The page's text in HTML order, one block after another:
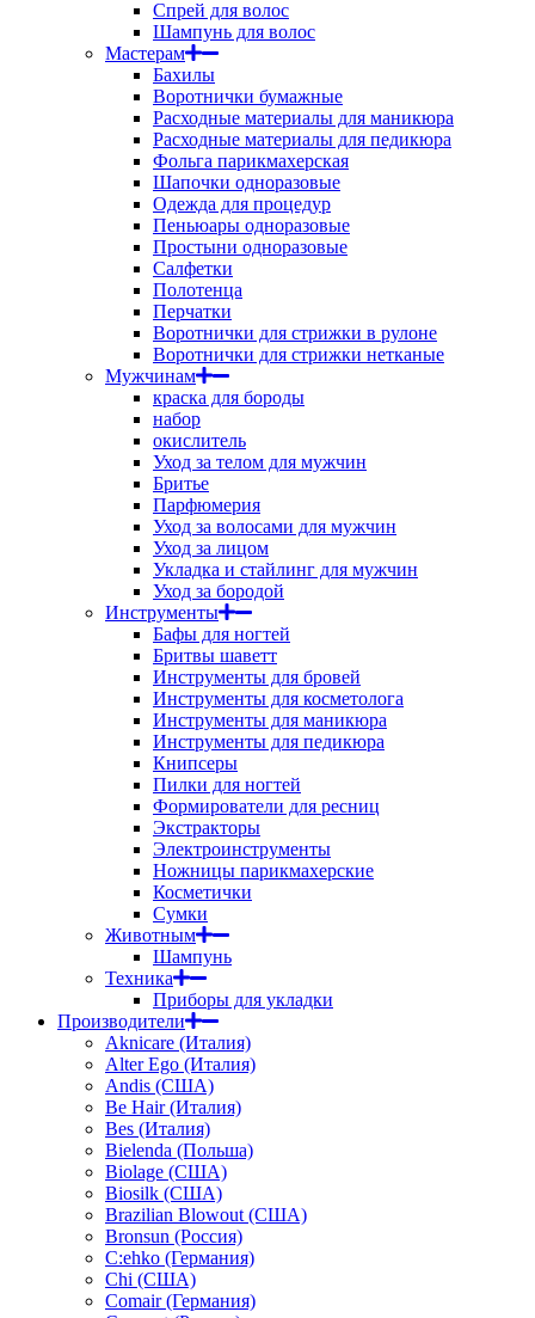
Спрей для волос
Шампунь для волос
Мастерам
Бахилы
Воротнички бумажные
Расходные материалы для маникюра
Расходные материалы для педикюра
Фольга парикмахерская
Шапочки одноразовые
Одежда для процедур
Пеньюары одноразовые
Простыни одноразовые
Салфетки
Полотенца
Перчатки
Воротнички для стрижки в рулоне
Воротнички для стрижки нетканые
Мужчинам
краска для бороды
набор
окислитель
Уход за телом для мужчин
Бритье
Парфюмерия
Уход за волосами для мужчин
Уход за лицом
Укладка и стайлинг для мужчин
Уход за бородой
Инструменты
Бафы для ногтей
Бритвы шаветт
Инструменты для бровей
Инструменты для косметолога
Инструменты для маникюра
Инструменты для педикюра
Книпсеры
Пилки для ногтей
Формирователи для ресниц
Экстракторы
Электроинструменты
Ножницы парикмахерские
Косметички
Сумки
Животным
Шампунь
Техника
Приборы для укладки
Производители
Aknicare (Италия)
Alter Ego (Италия)
Andis (США)
Be Hair (Италия)
Bes (Италия)
Bielenda (Польша)
Biolage (США)
Biosilk (США)
Brazilian Blowout (США)
Bronsun (Россия)
C:ehko (Германия)
Chi (США)
Comair (Германия)